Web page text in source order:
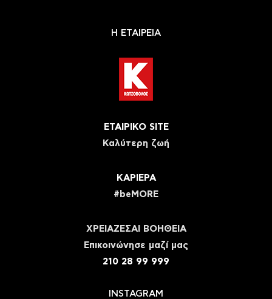
Η ΕΤΑΙΡΕΙΑ
ΕΤΑΙΡΙΚΟ SITE
Καλύτερη ζωή
ΚΑΡΙΕΡΑ
#beMORE
ΧΡΕΙΑΖΕΣΑΙ ΒΟΗΘΕΙΑ
Eπικοινώνησε μαζί μας
210 28 99 999
INSTAGRAM